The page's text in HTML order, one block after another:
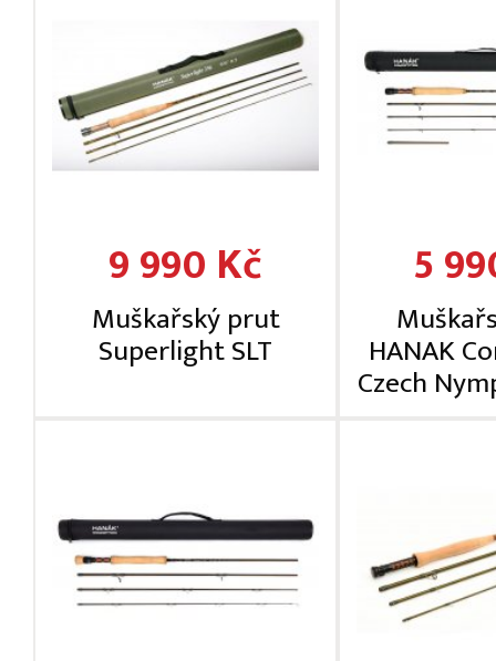
9 990 Kč
Muškařský prut
Superlight SLT
5
HANAK
Czech